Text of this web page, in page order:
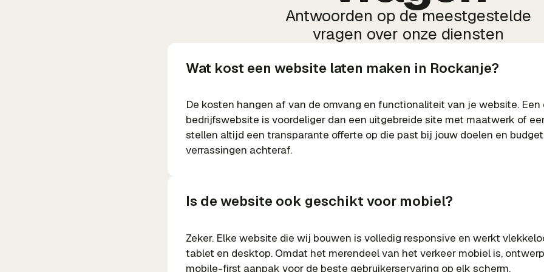
Antwoorden op de meestgestelde
vragen over onze diensten
Wat kost een website laten maken in Rockanje?
De kosten hangen af van de omvang en functionaliteit van je website. Een
bedrijfswebsite is voordeliger dan een uitgebreide site met maatwerk of
stellen altijd een transparante offerte op die past bij jouw doelen en
verrassingen achteraf.
Is de website ook geschikt voor mobiel?
Zeker. Elke website die wij bouwen is volledig responsive en werkt
tablet en desktop. Omdat het merendeel van het verkeer mobiel is,
mobile-first aanpak voor de beste gebruikerservaring op elk scherm.